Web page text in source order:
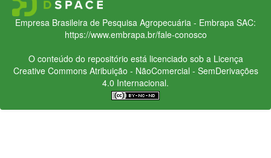
Empresa Brasileira de Pesquisa Agropecuária - Embrapa SAC:
https://www.embrapa.br/fale-conosco
O conteúdo do repositório está licenciado sob a Licença
Creative CommonsAtribuição - NãoComercial - SemDerivações
4.0 Internacional.